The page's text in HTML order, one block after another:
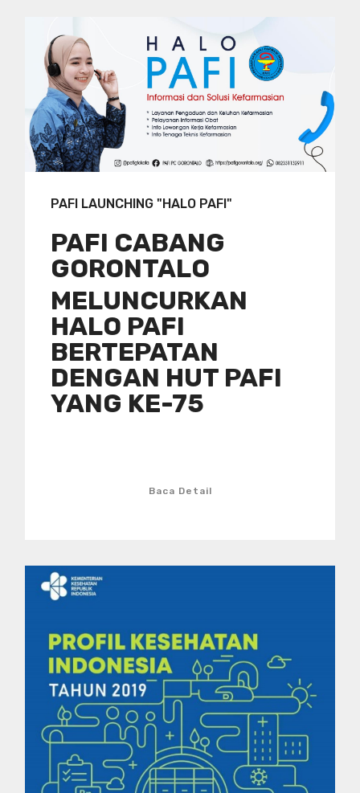
PAFI LAUNCHING "HALO PAFI"
PAFI CABANG
GORONTALO
MELUNCURKAN
HALO PAFI
BERTEPATAN
DENGAN HUT PAFI
YANG KE-75
Baca Detail